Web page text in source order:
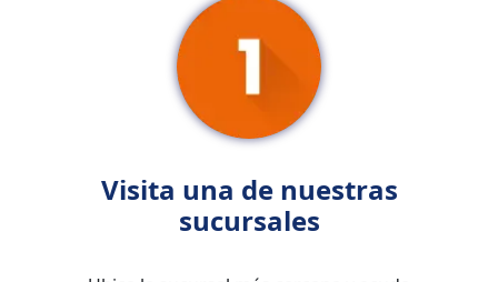
Visita una de nuestras
sucursales